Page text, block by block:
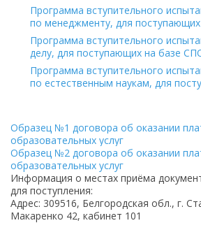
Программа вступительного
по менеджменту, для
Программа вступительного
делу, для поступающих на базе
Программа вступительного
по естественным наукам, для
Образец №1 договора об оказании
образовательных услуг
Образец №2 договора об оказании
образовательных услуг
Информация о местах приёма
для поступления:
Адрес: 309516, Белгородская обл., г.
Макаренко 42, кабинет 101